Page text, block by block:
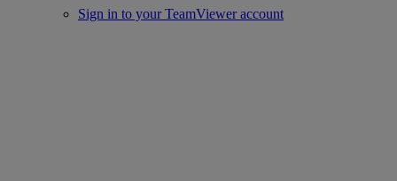
Sign in to your TeamViewer account